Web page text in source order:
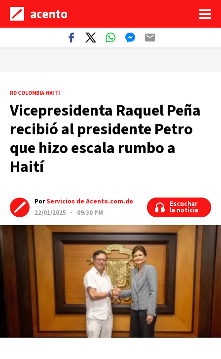
RD COLOMBIA-HAITÍ
Vicepresidenta Raquel Peña
recibió al presidente Petro
que hizo escala rumbo a
Haití
PorServicios de Acento.com.do
22/01/2025 · 09:30 PM
Escuchar
la noticia
Escuchar
la noticia